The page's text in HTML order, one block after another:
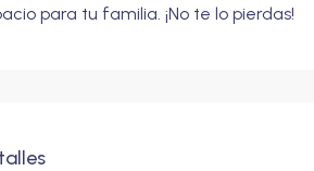
para tu familia. ¡No te lo pierdas!